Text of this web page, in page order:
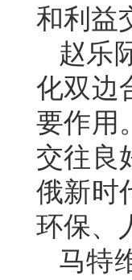
和利益
赵乐
化双边
要作用
交往良
俄新时
环保、
马特